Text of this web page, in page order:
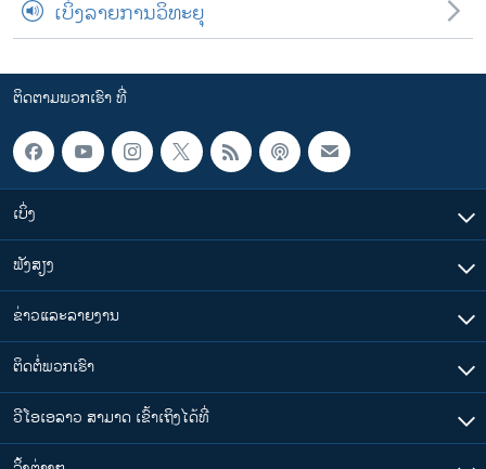
ເບິ່ງລາຍການວິທະຍຸ
ຕິດຕາມພວກເຮົາ ທີ່
ເບິ່ງ
ຟັງສຽງ
ຂ່າວແລະລາຍງານ
ຕິດຕໍ່ພວກເຮົາ
ວີໂອເອລາວ ສາມາດ ເຂົ້າເຖິງໄດ້ທີ່